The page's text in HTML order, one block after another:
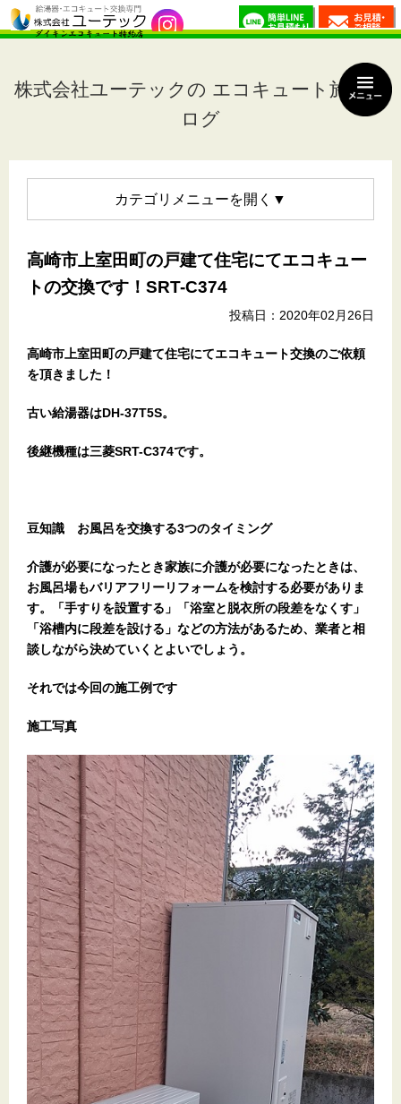
株式会社ユーテックの エコキュート施工ブ
ログ
カテゴリメニュー
高崎市上室田町の戸建て住宅にてエコキュー
トの交換です！SRT-C374
投稿日：2020年02月26日
高崎市上室田町の戸建て住宅にてエコキュート交換のご依頼
を頂きました！
古い給湯器はDH-37T5S。
後継機種は三菱SRT-C374です。
豆知識 お風呂を交換する3つのタイミング
介護が必要になったとき家族に介護が必要になったときは、
お風呂場もバリアフリーリフォームを検討する必要がありま
す。「手すりを設置する」「浴室と脱衣所の段差をなくす」
「浴槽内に段差を設ける」などの方法があるため、業者と相
談しながら決めていくとよいでしょう。
それでは今回の施工例です
施工写真